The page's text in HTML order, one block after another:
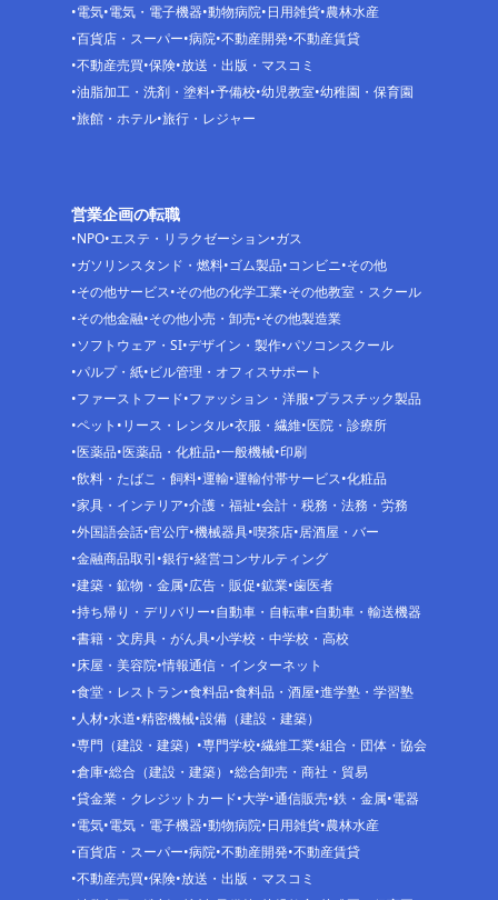
電気 電気・電子機器 動物病院 日用雑貨 農林水産
百貨店・スーパー 病院 不動産開発 不動産賃貸
不動産売買 保険 放送・出版・マスコミ
油脂加工・洗剤・塗料 予備校 幼児教室 幼稚園・保育園
旅館・ホテル 旅行・レジャー
営業企画の転職
NPO エステ・リラクゼーション ガス
ガソリンスタンド・燃料 ゴム製品 コンビニ その他
その他サービス その他の化学工業 その他教室・スクール
その他金融 その他小売・卸売 その他製造業
ソフトウェア・SI デザイン・製作 パソコンスクール
パルプ・紙 ビル管理・オフィスサポート
ファーストフード ファッション・洋服 プラスチック製品
ペット リース・レンタル 衣服・繊維 医院・診療所
医薬品 医薬品・化粧品 一般機械 印刷
飲料・たばこ・飼料 運輸 運輸付帯サービス 化粧品
家具・インテリア 介護・福祉 会計・税務・法務・労務
外国語会話 官公庁 機械器具 喫茶店 居酒屋・バー
金融商品取引 銀行 経営コンサルティング
建築・鉱物・金属 広告・販促 鉱業 歯医者
持ち帰り・デリバリー 自動車・自転車 自動車・輸送機器
書籍・文房具・がん具 小学校・中学校・高校
床屋・美容院 情報通信・インターネット
食堂・レストラン 食料品 食料品・酒屋 進学塾・学習塾
人材 水道 精密機械 設備（建設・建築）
専門（建設・建築）
専門学校 繊維工業 組合・団体・協会
倉庫 総合（建設・建築）
総合卸売・商社・貿易
貸金業・クレジットカード 大学 通信販売 鉄・金属 電器
電気 電気・電子機器 動物病院 日用雑貨 農林水産
百貨店・スーパー 病院 不動産開発 不動産賃貸
不動産売買 保険 放送・出版・マスコミ